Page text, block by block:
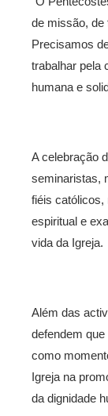
de missão, de
Precisamos
trabalhar pela
humana e
A celebração
seminaristas,
fiéis católicos,
espiritual e
vida da Igreja.
Além das
defendem
como
Igreja na
da dignidade